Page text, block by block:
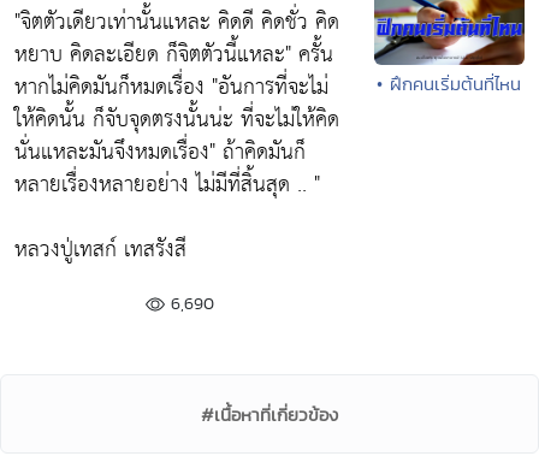
"จิตตัวเดียวเท่านั้นแหละ คิดดี คิดชั่ว คิด
หยาบ คิดละเอียด ก็จิตตัวนี้แหละ"ครั้น
หากไม่คิดมันก็หมดเรื่อง "อันการที่จะไม่
ให้คิดนั้น ก็จับจุดตรงนั้นน่ะ ที่จะไม่ให้คิด
นั่นแหละมันจึงหมดเรื่อง"ถ้าคิดมันก็
หลายเรื่องหลายอย่าง ไม่มีที่สิ้นสุด .. "
หลวงปู่เทสก์ เทสรังสี
6,690
• ฝึกคนเริ่มต้นที่ไหน
#เนื้อหาที่เกี่ยวข้อง